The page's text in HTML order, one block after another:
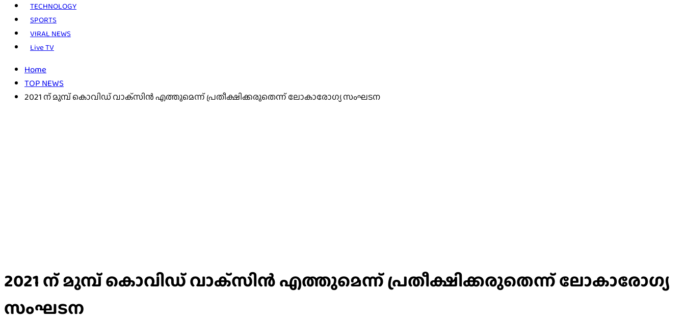
TECHNOLOGY
SPORTS
VIRAL NEWS
Live TV
Home
TOP NEWS
2021 ന് മുമ്പ് കൊവിഡ് വാക്‌സിൻ എത്തുമെന്ന് പ്രതീക്ഷിക്കരുതെന്ന്‌ ലോകാരോഗ്യ സംഘടന
2021 ന് മുമ്പ് കൊവിഡ് വാക്‌സിൻ എത്തുമെന്ന് പ്രതീക്ഷിക്കരുതെന്ന്‌ ലോകാരോഗ്യ
സംഘടന